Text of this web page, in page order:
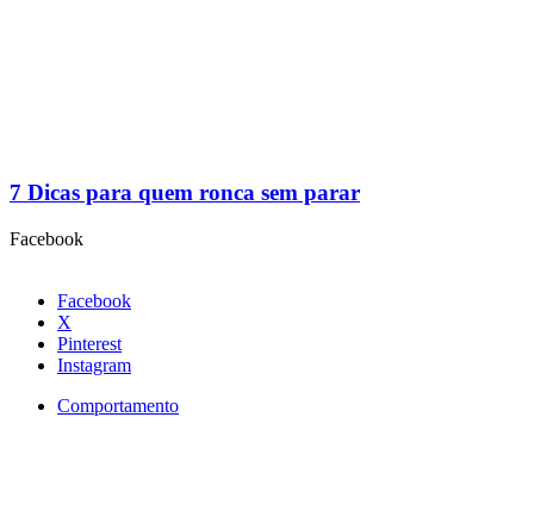
7 Dicas para quem ronca sem parar
Facebook
Facebook
X
Pinterest
Instagram
Comportamento